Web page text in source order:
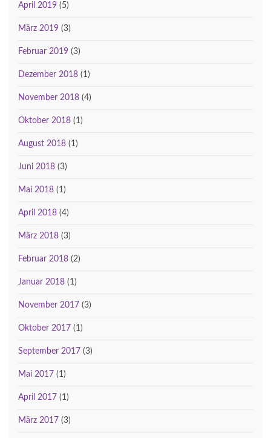
April 2019 (5)
März 2019 (3)
Februar 2019 (3)
Dezember 2018 (1)
November 2018 (4)
Oktober 2018 (1)
August 2018 (1)
Juni 2018 (3)
Mai 2018 (1)
April 2018 (4)
März 2018 (3)
Februar 2018 (2)
Januar 2018 (1)
November 2017 (3)
Oktober 2017 (1)
September 2017 (3)
Mai 2017 (1)
April 2017 (1)
März 2017 (3)